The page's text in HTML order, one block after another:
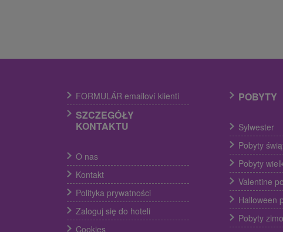
FORMULÁR emailoví klienti
SZCZEGÓŁY
KONTAKTU
O nas
Kontakt
Polityka prywatności
Zaloguj się do hoteli
Cookies
POBYTY
Sylwester
Pobyty
Pobyty
Valentine
Halloween
Pobyty